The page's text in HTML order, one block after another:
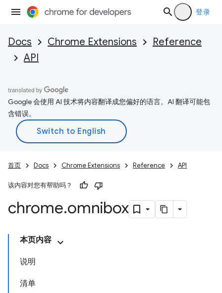
登录
Docs Chrome Extensions
Reference
API
Google 会使用 AI 技术将内容翻译成您偏好的语言。AI 翻译可能包
含错误。
首页 Docs Chrome Extensions Reference API
该内容对您有帮助吗？
chrome.omnibox
本页内容
说明
清单